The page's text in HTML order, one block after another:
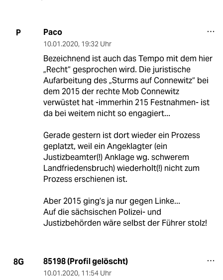
P Paco
10.01.2020, 19:32 Uhr
Bezeichnend ist auch das Tempo mit dem hier
„Recht“ gesprochen wird. Die juristische
Aufarbeitung des „Sturms auf Connewitz“ bei
dem 2015 der rechte Mob Connewitz
verwüstet hat -immerhin 215 Festnahmen- ist
da bei weitem nicht so engagiert...
Gerade gestern ist dort wieder ein Prozess
geplatzt, weil ein Angeklagter (ein
Justizbeamter(!) Anklage wg. schwerem
Landfriedensbruch) wiederholt(!) nicht zum
Prozess erschienen ist.
Aber 2015 ging’s ja nur gegen Linke...
Auf die sächsischen Polizei- und
Justizbehörden wäre selbst der Führer stolz!
8G 85198 (Profil gelöscht)
10.01.2020, 11:54 Uhr